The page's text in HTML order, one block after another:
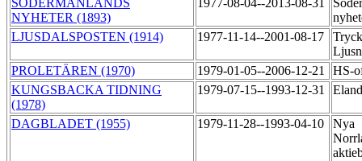
SÖDERMANLANDS
NYHETER (1893)
1977-08-04--2013-08-31
LJUSDALSPOSTEN (1914)
1977-11-14--2001-08-17
PROLETÄREN (1970)
1979-01-05--2006-12-21
HS-
KUNGSBACKA TIDNING
(1978)
1979-07-15--1993-12-31
DAGBLADET (1955) 1979-11-28--1993-04-10
Nya